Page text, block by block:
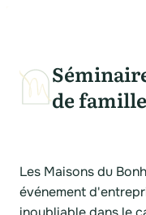
de
Les Maisons du
événement